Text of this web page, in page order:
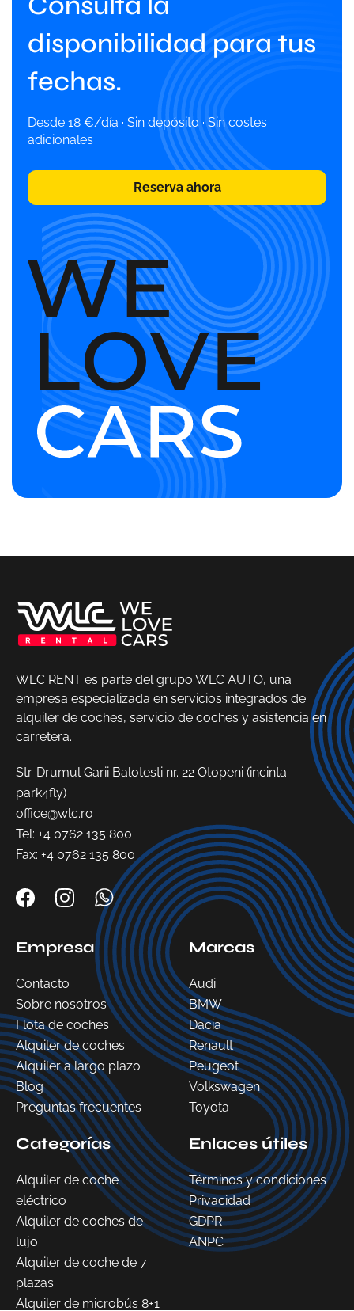
disponibilidad para tus
fechas.
Desde 18 €/día · Sin depósito · Sin costes
adicionales
Reserva ahora
WLC RENT es parte del grupo WLC AUTO, una
empresa especializada en servicios integrados de
alquiler de coches, servicio de coches y asistencia en
carretera.
Str. Drumul Garii Balotesti nr. 22 Otopeni (incinta
park4fly)
office@wlc.ro
Tel: +4 0762 135 800
Fax: +4 0762 135 800
Empresa
Contacto
Sobre nosotros
Flota de coches
Alquiler de coches
Alquiler a largo plazo
Blog
Preguntas frecuentes
Marcas
Audi
BMW
Dacia
Renault
Peugeot
Volkswagen
Toyota
Categorías
Alquiler de coche
eléctrico
Alquiler de coches de
lujo
Alquiler de coche de 7
plazas
Alquiler de microbús 8+1
Enlaces útiles
Términos y condiciones
Privacidad
GDPR
ANPC